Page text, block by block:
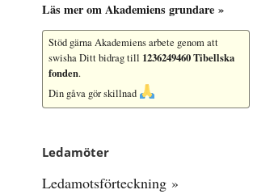
Läs mer om Akademiens grundare »
Stöd gärna Akademiens arbete genom att
swisha Ditt bidrag till 1236249460 Tibellska
fonden.
Din gåva gör skillnad
Ledamöter
Ledamotsförteckning »